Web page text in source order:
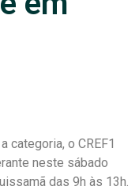
categoria, o CREF1
neste sábado
das 9h às 13h.